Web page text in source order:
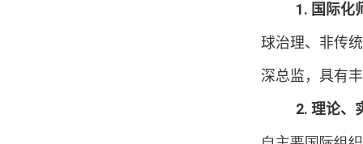
1. 国际化
球治理、非传
深总监，具有
2.理论、